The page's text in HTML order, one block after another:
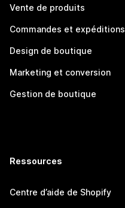
Vente de produits
Commandes et expéditions
Design de boutique
Marketing et conversion
Gestion de boutique
Ressources
Centre d’aide de Shopify